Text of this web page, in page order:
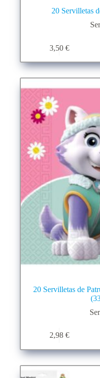
20 Servilletas
3,50 €
20 Servilletas de
2,98 €